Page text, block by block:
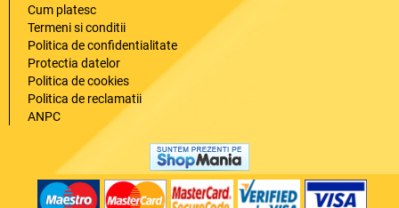
Cum platesc
Termeni si conditii
Politica de confidentialitate
Protectia datelor
Politica de cookies
Politica de reclamatii
ANPC